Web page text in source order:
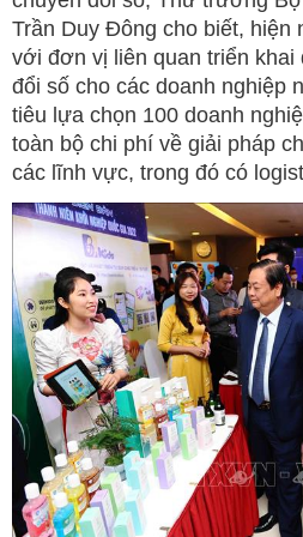
Trần Duy Đông cho biết, hiện
với đơn vị liên quan triển
đổi số cho các doanh nghiệp
tiêu lựa chọn 100 doanh
toàn bộ chi phí về giải pháp
các lĩnh vực, trong đó có